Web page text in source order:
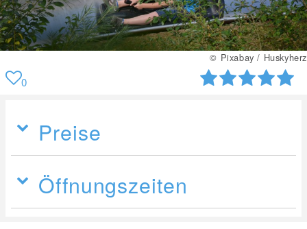
© Pixabay / Huskyherz
0
Preise
Öffnungszeiten